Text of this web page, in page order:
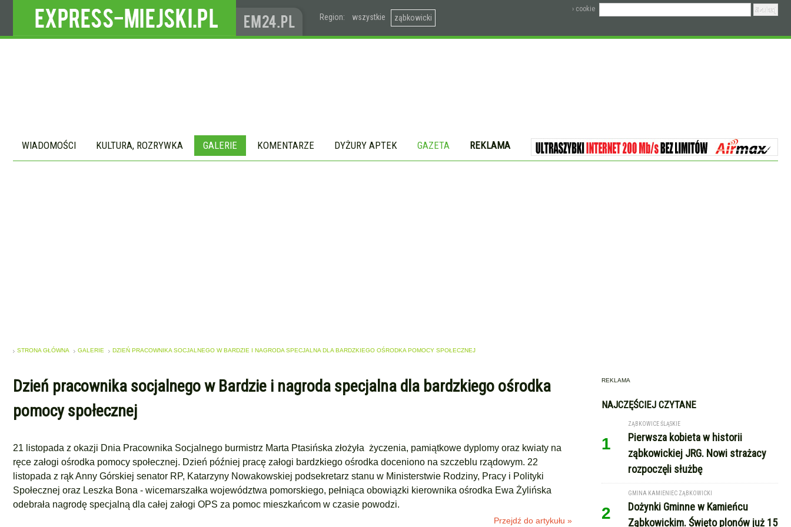
Region: wszystkie ząbkowicki
› cookie
WIADOMOŚCI KULTURA, ROZRYWKA GALERIE KOMENTARZE DYŻURY APTEK GAZETA REKLAMA
STRONA GŁÓWNA GALERIE DZIEŃ PRACOWNIKA SOCJALNEGO W BARDZIE I NAGRODA SPECJALNA DLA BARDZKIEGO OŚRODKA POMOCY SPOŁECZNEJ
Dzień pracownika socjalnego w Bardzie i nagroda specjalna dla bardzkiego ośrodka
pomocy społecznej
21 listopada z okazji Dnia Pracownika Socjalnego burmistrz Marta Ptasińska złożyła życzenia, pamiątkowe dyplomy oraz kwiaty na
ręce załogi ośrodka pomocy społecznej. Dzień później pracę załogi bardzkiego ośrodka doceniono na szczeblu rządowym. 22
listopada z rąk Anny Górskiej senator RP, Katarzyny Nowakowskiej podsekretarz stanu w Ministerstwie Rodziny, Pracy i Polityki
Społecznej oraz Leszka Bona - wicemarszałka województwa pomorskiego, pełniąca obowiązki kierownika ośrodka Ewa Żylińska
odebrała nagrodę specjalną dla całej załogi OPS za pomoc mieszkańcom w czasie powodzi.
Przejdź do artykułu »
REKLAMA
NAJCZĘŚCIEJ CZYTANE
1
ZĄBKOWICE ŚLĄSKIE
Pierwsza kobieta w historii
ząbkowickiej JRG. Nowi strażacy
rozpoczęli służbę
2
GMINA KAMIENIEC ZĄBKOWICKI
Dożynki Gminne w Kamieńcu
Ząbkowickim. Święto plonów już 15